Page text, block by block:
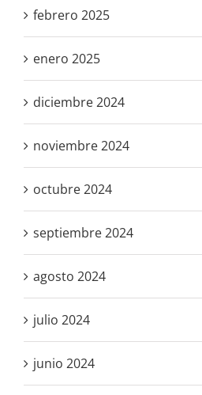
febrero 2025
enero 2025
diciembre 2024
noviembre 2024
octubre 2024
septiembre 2024
agosto 2024
julio 2024
junio 2024